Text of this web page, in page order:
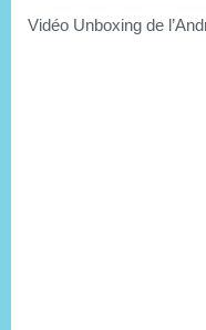
Vidéo Unboxing de